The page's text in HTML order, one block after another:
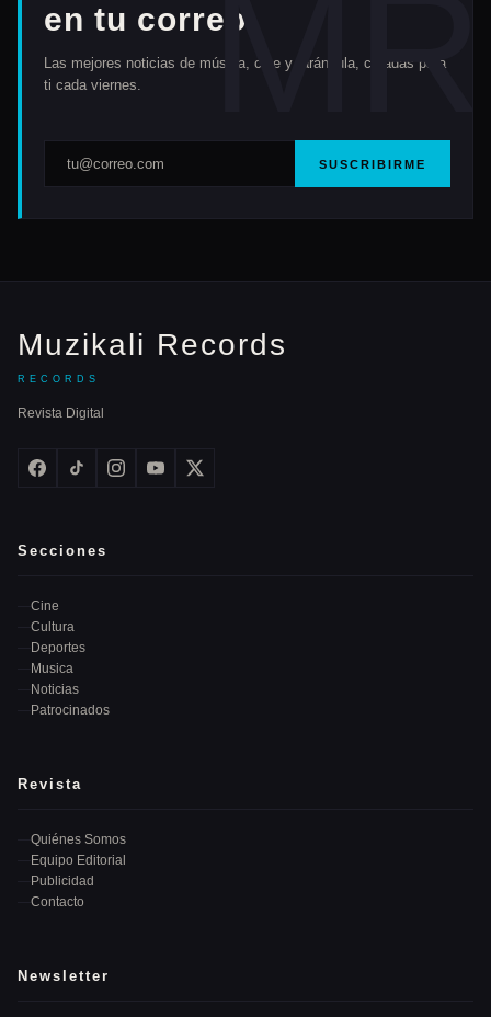
en tu correo
Las mejores noticias de música, cine y farándula, curadas para
ti cada viernes.
SUSCRIBIRME
Muzikali Records
RECORDS
Revista Digital
Secciones
Cine
Cultura
Deportes
Musica
Noticias
Patrocinados
Revista
Quiénes Somos
Equipo Editorial
Publicidad
Contacto
Newsletter